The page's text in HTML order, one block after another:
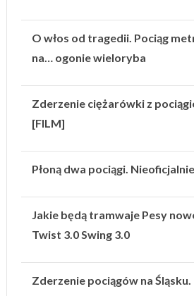
O włos od tragedii. Pociąg
na… ogonie wieloryba
Zderzenie ciężarówki z
[FILM]
Płoną dwa pociągi.
Jakie będą tramwaje Pesy
Twist 3.0 Swing 3.0
Zderzenie pociągów na